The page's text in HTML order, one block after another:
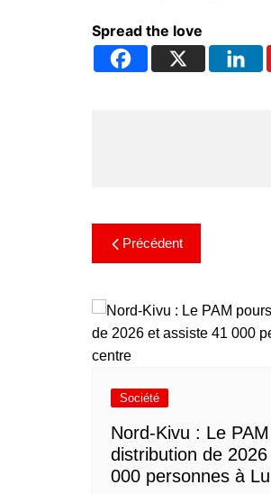
Spread the love
Précédent
Société
Nord-Kivu : Le
distribution de
000 personnes à